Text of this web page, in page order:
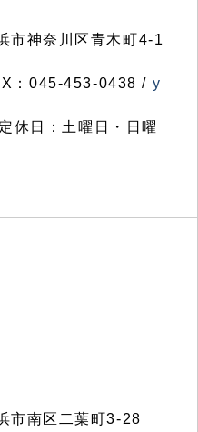
神奈川区青木町4-1
：045-453-0438 / y
休日：土曜日・日曜
市南区二葉町3-28